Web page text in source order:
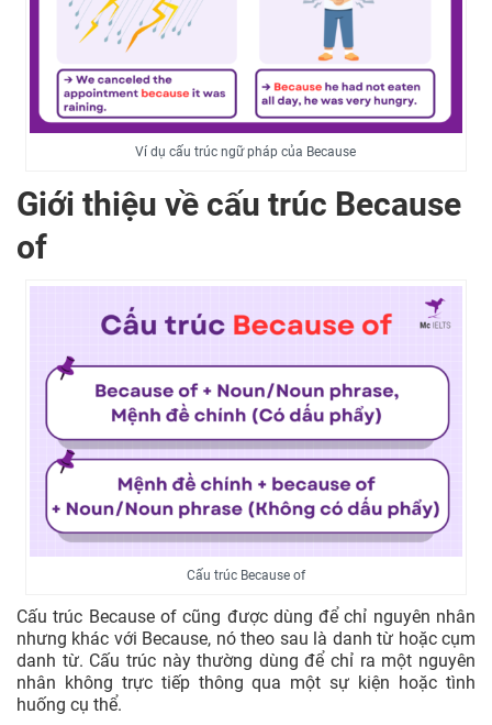
Ví dụ cấu trúc ngữ pháp của Because
Giới thiệu về cấu trúc Because
of
Cấu trúc Because of
Cấu trúc Because of cũng được dùng để chỉ nguyên nhân
nhưng khác với Because, nó theo sau là danh từ hoặc cụm
danh từ. Cấu trúc này thường dùng để chỉ ra một nguyên
nhân không trực tiếp thông qua một sự kiện hoặc tình
huống cụ thể.